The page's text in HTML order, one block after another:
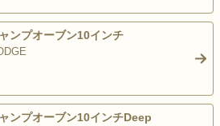
ンプオーブン10インチ
ンプオーブン10インチDeep